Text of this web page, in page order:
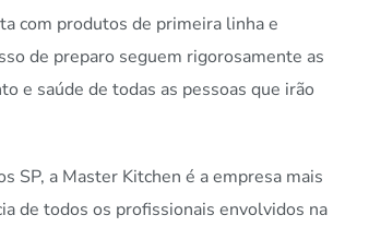
com produtos de primeira linha e
de preparo seguem rigorosamente as
e saúde de todas as pessoas que irão
SP, a Master Kitchen é a empresa mais
de todos os profissionais envolvidos na